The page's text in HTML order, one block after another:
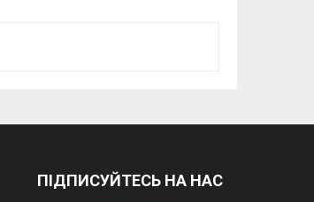
ПІДПИСУЙТЕСЬ НА НАС